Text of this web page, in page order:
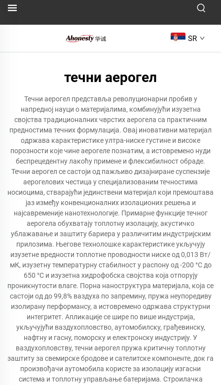
SR
течни аерогел
Течни аерогел представља револуционарни пробив у
напредној науци о материјалима, комбинујући изузетна
својства традиционалних чврстих аерогела са практичним
предностима течних формулација. Овај иновативни материјал
одржава карактеристике ултра-ниске густине и високе
порозности које чине аерогеле познатим, а истовремено нуди
беспрецедентну лакоћу примене и флексибилност обраде.
Течни аерогел се састоји од пажљиво дизајниране суспензије
аерогелових честица у специјализованим течностима
носиоцима, стварајући јединствени материјал који премоштава
јаз између конвенционалних изолационих решења и
најсавременије нанотехнологије. Примарне функције течног
аерогела обухватају топлотну изолацију, акустичко
ублажавање и заштиту бариера у различитим индустријским
прилозима. Његове технолошке карактеристике укључују
изузетне вредности топлотне проводности ниске од 0,013 Вт/
мК, изузетну температурну стабилност у распону од -200 °C до
650 °C и изузетна хидрофобска својства која отпорују
проникнутости влаге. Порна наноструктура материјала, која се
састоји од до 99,8% ваздуха по запремину, пружа неупоредиву
изолирану перформансу, а истовремено одржава структурни
интегритет. Апликације се шире по више индустрија,
укључујући ваздухопловство, аутомобилску, грађевинску,
нафтну и гасну, поморску и електронску индустрију. У
ваздухопловству, течни аерогел пружа критичну топлотну
заштиту за свемирске бродове и сателитске компоненте, док га
произвођачи аутомобила користе за изолацију изгасни
система и топлотну управљање батеријама. Строилачка